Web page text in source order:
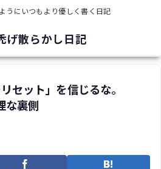
うにいつもより優しく書く日記
セット」を信じるな。
な裏側